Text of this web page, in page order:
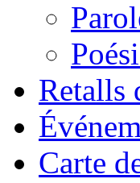
Retalls
Carte